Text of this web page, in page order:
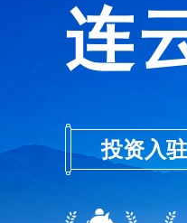
连
投资入